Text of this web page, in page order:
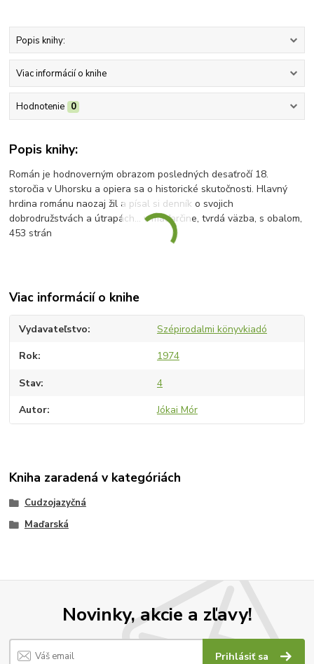
Popis knihy:
Viac informácií o knihe
Hodnotenie 0
Popis knihy:
Román je hodnoverným obrazom posledných desaťročí 18.
storočia v Uhorsku a opiera sa o historické skutočnosti. Hlavný
hrdina románu naozaj žil a písal si denník o svojich
dobrodružstvách a útrapách... v maďarčine, tvrdá väzba, s obalom,
453 strán
Viac informácií o knihe
Vydavateľstvo Szépirodalmi könyvkiadó
Rok 1974
Stav 4
Autor Jókai Mór
Kniha zaradená v kategóriách
Cudzojazyčná
Maďarská
Novinky, akcie a zľavy!
Prihlásiť sa